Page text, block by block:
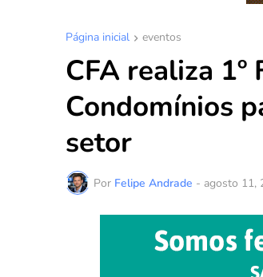
Página inicial eventos
CFA realiza
Condomínios
setor
Por Felipe Andrade - agosto 11,